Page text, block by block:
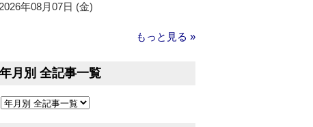
2026年08月07日 (金)
もっと見る »
年月別 全記事一覧